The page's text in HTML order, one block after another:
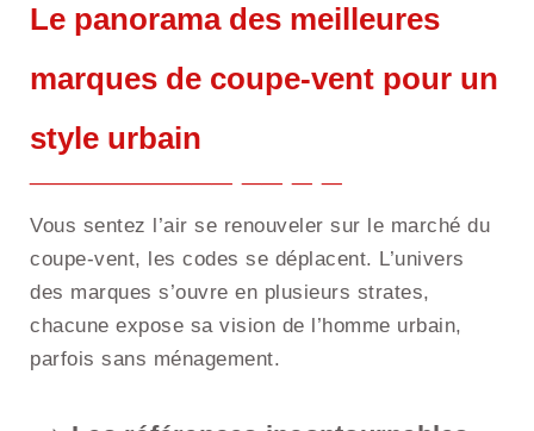
Le panorama des meilleures
marques de coupe-vent pour un
style urbain
Vous sentez l’air se renouveler sur le marché du
coupe-vent, les codes se déplacent. L’univers
des marques s’ouvre en plusieurs strates,
chacune expose sa vision de l’homme urbain,
parfois sans ménagement.